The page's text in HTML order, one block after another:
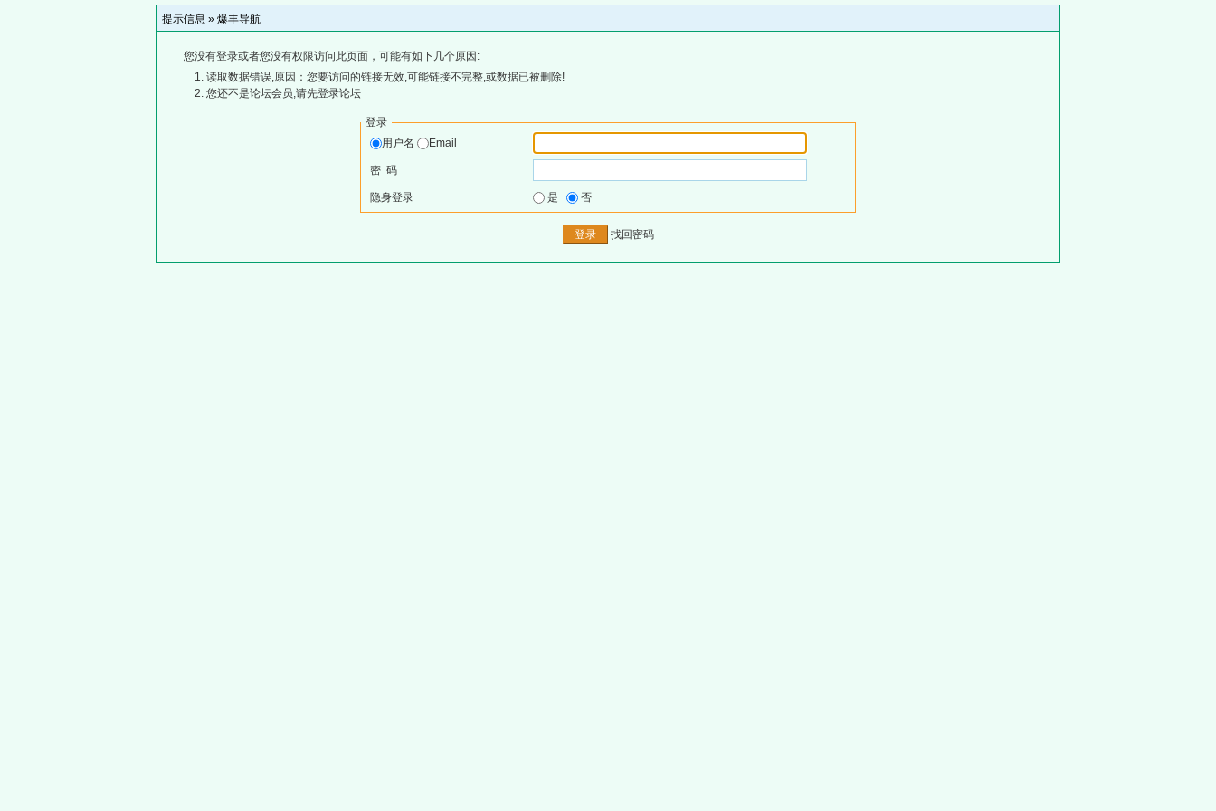
提示信息 » 爆丰导航
您没有登录或者您没有权限访问此页面，可能有如下几个原因:
读取数据错误,原因：您要访问的链接无效,可能链接不完整,或数据已被删除!
您还不是论坛会员,请先登录论坛
登录
用户名
Email
密 码
隐身登录 是 否
找回密码